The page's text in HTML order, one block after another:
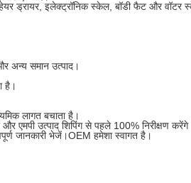
ड्रायर, इलेक्ट्रॉनिक स्केल, बॉडी फैट और वॉटर
अन्य समान उत्पाद।
है।
लागत बचाता है।
एमपी उत्पाद शिपिंग से पहले 100% निरीक्षण
जानकारी भेजें।OEM हमेशा स्वागत है।